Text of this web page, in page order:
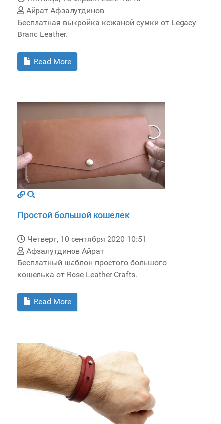
Айрат Афзалутдинов
Бесплатная выкройка кожаной сумки от Legacy
Brand Leather.
Read More
Простой большой кошелек
Четверг, 10 сентября 2020 10:51
Афзалутдинов Айрат
Бесплатный шаблон простого большого
кошелька от Rose Leather Crafts.
Read More